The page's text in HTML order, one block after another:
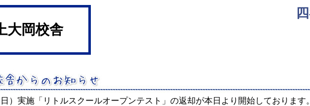
大岡校舎
）実施「リトルスクールオープンテスト」の返却が本日より開始しております